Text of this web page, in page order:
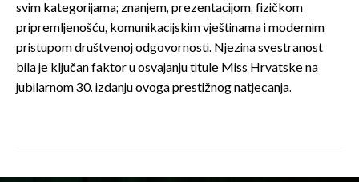
svim kategorijama; znanjem, prezentacijom, fizičkom
pripremljenošću, komunikacijskim vještinama i modernim
pristupom društvenoj odgovornosti. Njezina svestranost
bila je ključan faktor u osvajanju titule Miss Hrvatske na
jubilarnom 30. izdanju ovoga prestižnog natjecanja.